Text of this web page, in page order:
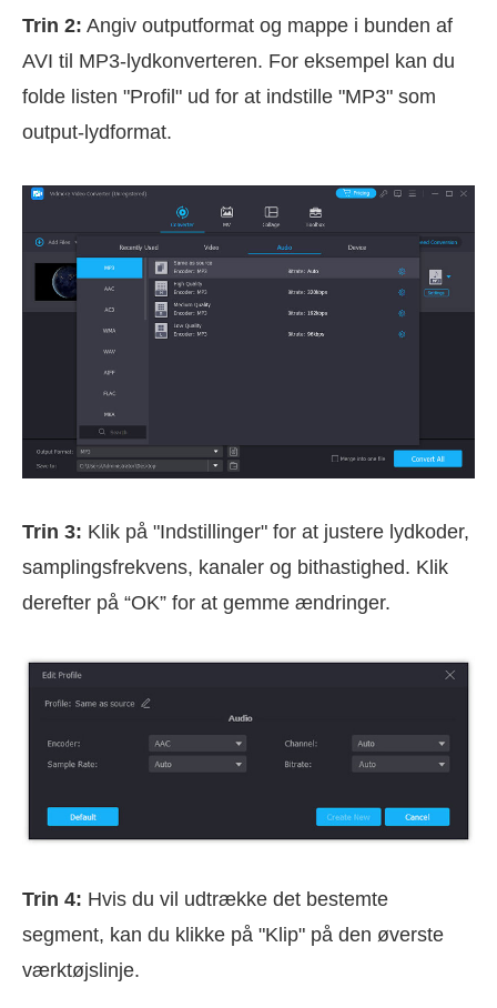
Trin 2: Angiv outputformat og mappe i bunden af
AVI til MP3-lydkonverteren. For eksempel kan du
folde listen "Profil" ud for at indstille "MP3" som
output-lydformat.
Trin 3: Klik på "Indstillinger" for at justere lydkoder,
samplingsfrekvens, kanaler og bithastighed. Klik
derefter på “OK” for at gemme ændringer.
Trin 4: Hvis du vil udtrække det bestemte
segment, kan du klikke på "Klip" på den øverste
værktøjslinje.